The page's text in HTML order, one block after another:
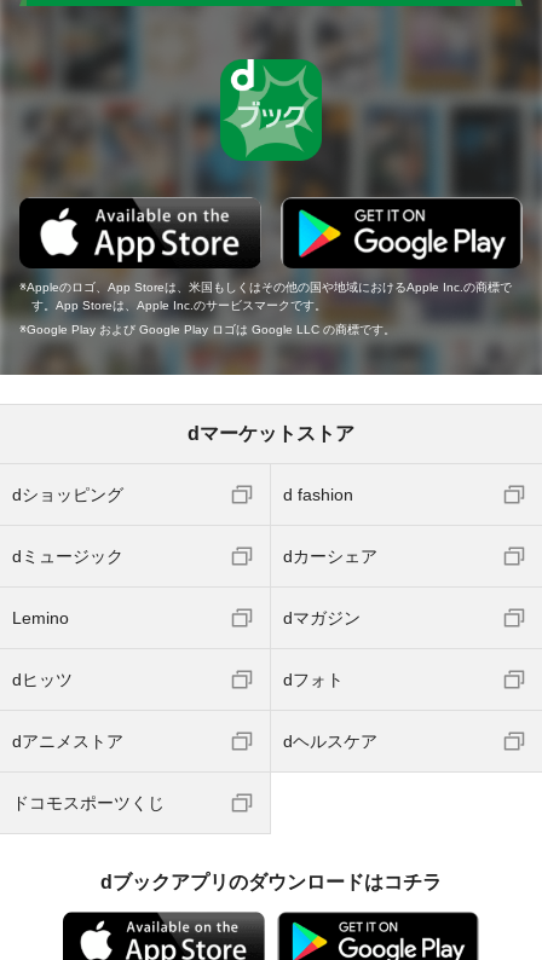
Appleのロゴ、App Storeは、米国もしくはその他の国や地域におけるApple Inc.の商標で
す。App Storeは、Apple Inc.のサービスマークです。
Google Play および Google Play ロゴは Google LLC の商標です。
dマーケットストア
dショッピング d fashion
dミュージック dカーシェア
Lemino dマガジン
dヒッツ dフォト
dアニメストア dヘルスケア
ドコモスポーツくじ
dブックアプリのダウンロードはコチラ